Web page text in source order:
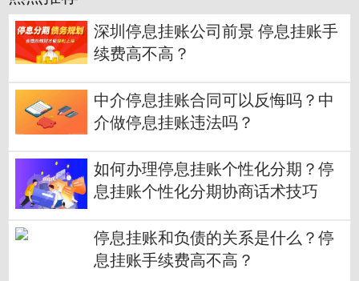
深圳停息挂账公司前景 停息挂账手
续费高不高？
中介停息挂账合同可以反悔吗？中
介做停息挂账违法吗？
如何办理停息挂账个性化分期？停
息挂账个性化分期协商话术技巧
停息挂账和负债的关系是什么？停
息挂账手续费高不高？